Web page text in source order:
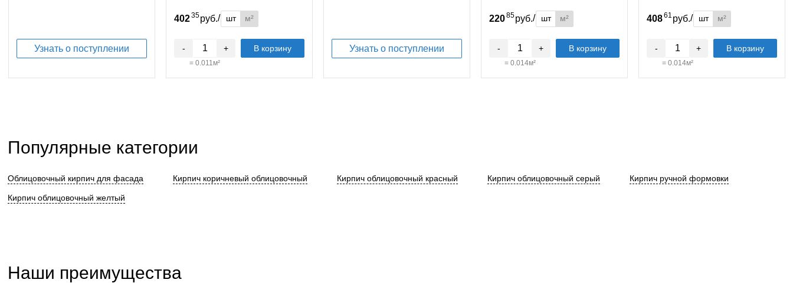
Узнать о поступлении
40235руб./ шт м²
- +
= 0.011м²
В корзину Узнать о поступлении
22085руб./ шт м²
- +
= 0.014м²
В корзину
40861руб./ шт м²
- +
= 0.014м²
В корзину
Популярные категории
Облицовочный кирпич для фасада Кирпич коричневый облицовочный Кирпич облицовочный красный Кирпич облицовочный серый Кирпич ручной формовки
Кирпич облицовочный желтый
Наши преимущества